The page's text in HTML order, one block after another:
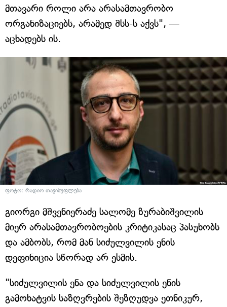
მთავარი როლი არა არასამთავრობო
ორგანიზაციებს, არამედ შსს-ს აქვს", —
აცხადებს ის.
ფოტო: რადიო თავისუფლება
გიორგი მშვენიერაძე სალომე ზურაბიშვილის
მიერ არასამთავრობოების კრიტიკასაც პასუხობს
და ამბობს, რომ მან სიძულვილის ენის
დეფინიცია სწორად არ ესმის.
"სიძულვილის ენა და სიძულვილის ენის
გამოხატვის საზღვრების შეზღუდვა ეთნიკურ,